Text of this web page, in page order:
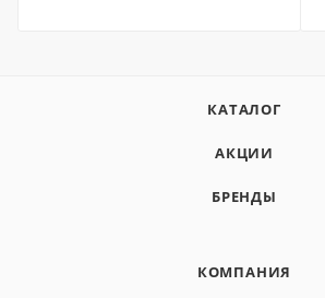
КАТАЛОГ
АКЦИИ
БРЕНДЫ
КОМПАНИЯ